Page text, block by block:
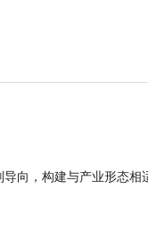
向，构建与产业形态相